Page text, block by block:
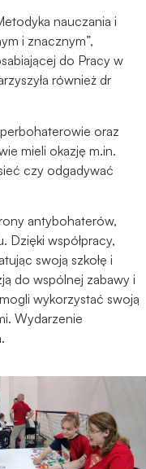
nauczania i
i znacznym”,
do Pracy w
również dr
oraz
mieli okazję m.in.
czy odgadywać
antybohaterów,
Dzięki współpracy,
swoją szkołę i
do wspólnej zabawy i
wykorzystać swoją
Wydarzenie